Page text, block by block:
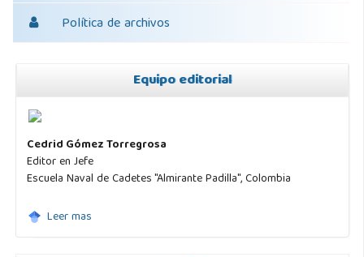
Política de archivos
Equipo editorial
Cedrid Gómez Torregrosa
Editor en Jefe
Escuela Naval de Cadetes "Almirante Padilla", Colombia
Leer mas